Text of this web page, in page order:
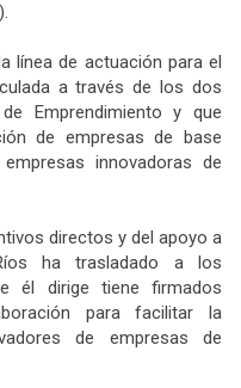
línea de actuación para el
a través de los dos
Emprendimiento y que
de empresas de base
innovadoras de
directos y del apoyo a
ha trasladado a los
él dirige tiene firmados
para facilitar la
de empresas de